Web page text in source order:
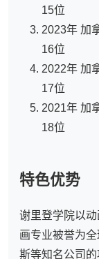
15位
2023年 加
16位
2022年 加
17位
2021年 加
18位
特色优势
谢里登学院以
画专业被誉为
斯等知名公司